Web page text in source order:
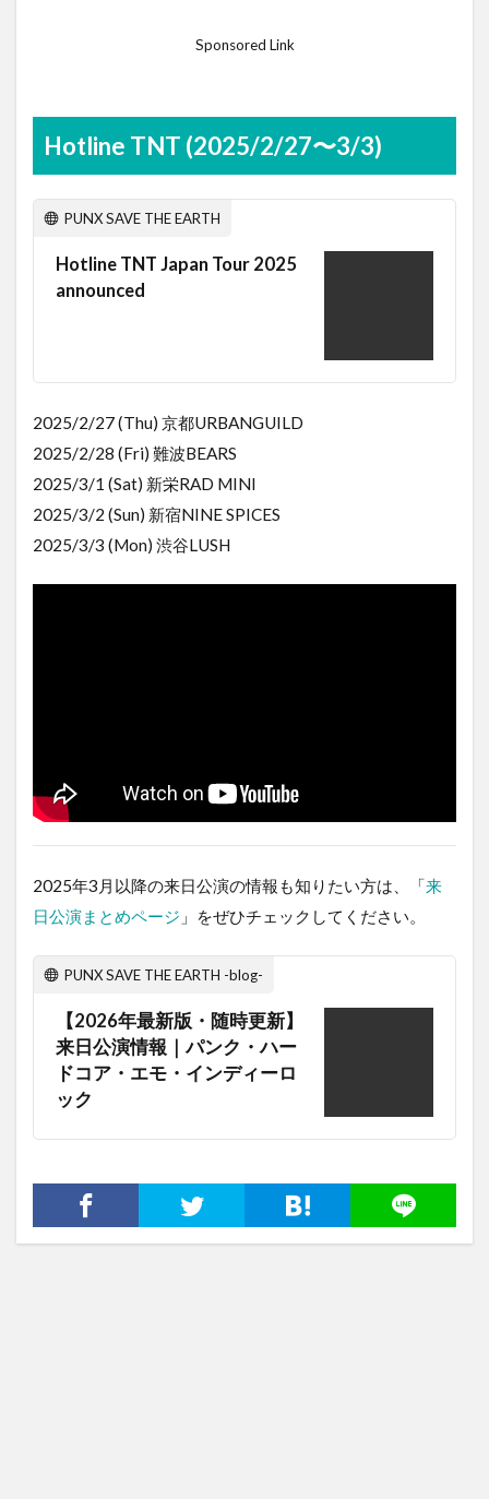
Sponsored Link
Hotline TNT (2025/2/27〜3/3)
PUNX SAVE THE EARTH
Hotline TNT Japan Tour 2025
announced
2025/2/27 (Thu) 京都URBANGUILD
2025/2/28 (Fri) 難波BEARS
2025/3/1 (Sat) 新栄RAD MINI
2025/3/2 (Sun) 新宿NINE SPICES
2025/3/3 (Mon) 渋谷LUSH
2025年3月以降の来日公演の情報も知りたい方は、「来
日公演まとめページ 」をぜひチェックしてください。
PUNX SAVE THE EARTH -blog-
【2026年最新版・随時更新】
来日公演情報｜パンク・ハー
ドコア・エモ・インディーロ
ック